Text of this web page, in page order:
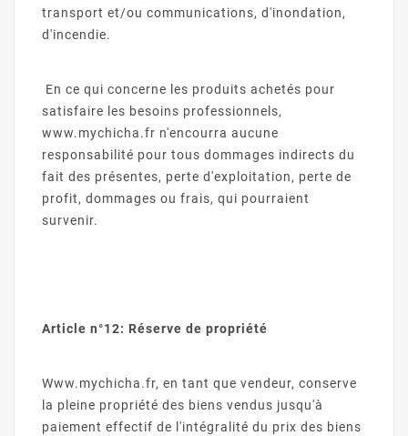
transport et/ou communications, d'inondation,
d'incendie.
En ce qui concerne les produits achetés pour
satisfaire les besoins professionnels,
www.mychicha.fr n'encourra aucune
responsabilité pour tous dommages indirects du
fait des présentes, perte d'exploitation, perte de
profit, dommages ou frais, qui pourraient
survenir.
Article n°12: Réserve de propriété
Www.mychicha.fr, en tant que vendeur, conserve
la pleine propriété des biens vendus jusqu'à
paiement effectif de l'intégralité du prix des biens